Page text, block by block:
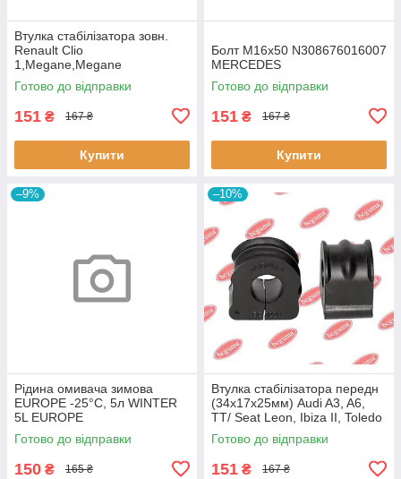
Втулка стабiлізатора зовн.
Renault Clio
1,Megane,Megane
Classic,Megane Scenic,R19
60643 3RG
Готово до відправки
151 ₴ 167 ₴
Купити
Болт M16x50 N308676016007
MERCEDES
Готово до відправки
151 ₴ 167 ₴
Купити
–9%
Рідина омивача зимова
EUROPE -25°C, 5л WINTER
5L EUROPE
Готово до відправки
150 ₴ 165 ₴
–10%
Втулка стабілізатора передн
(34х17х25мм) Audi A3, A6,
TT/ Seat Leon, Ibiza II, Toledo
II (BC0226) BCGUMA BC0226
BC GUMA
Готово до відправки
151 ₴ 167 ₴